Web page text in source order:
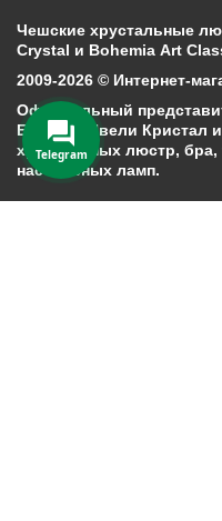
Чешские хрустальные
Crystal и Bohemia Art
2009-2026 © Интернет-
Официальный
Богемия Ивели Кристал
хрустальных люстр,
настольных ламп.
Telegram